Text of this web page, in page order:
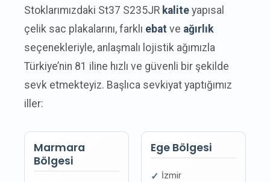
Stoklarımızdaki St37 S235JR kalite yapısal
çelik sac plakalarını, farklı ebat ve ağırlık
seçenekleriyle, anlaşmalı lojistik ağımızla
Türkiye’nin 81 iline hızlı ve güvenli bir şekilde
sevk etmekteyiz. Başlıca sevkiyat yaptığımız
iller:
Marmara
Bölgesi
Ege Bölgesi
İzmir